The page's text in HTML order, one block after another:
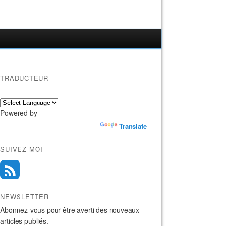
TRADUCTEUR
Powered by
Translate
SUIVEZ-MOI
NEWSLETTER
Abonnez-vous pour être averti des nouveaux
articles publiés.